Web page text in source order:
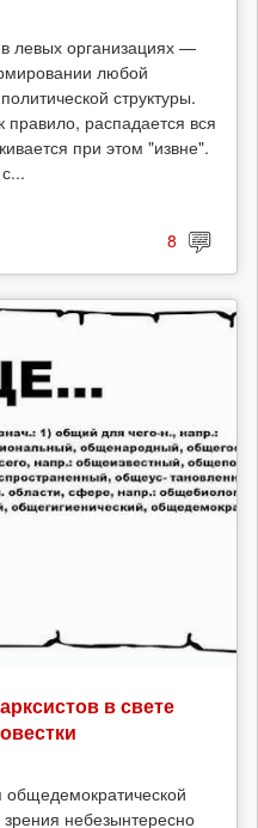
левых организациях —
любой
структуры.
распадается вся
при этом "извне".
8
в свете
зрения небезынтересно